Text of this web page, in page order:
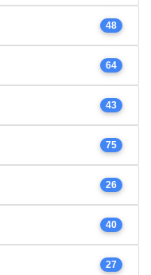
48
64
43
75
26
40
27